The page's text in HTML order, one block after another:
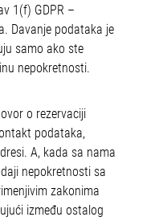
1(f) GDPR –
Davanje podataka je
samo ako ste
nepokretnosti.
o rezervaciji
podataka,
A, kada sa nama
nepokretnosti sa
zakonima
između ostalog